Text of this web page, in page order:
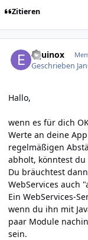
Zitieren
Equinox
Geschrieben
Hallo,
wenn es für dich
Werte an deine
regelmäßigen
abholt, könntest du
Du bräuchtest
WebServices auch
Ein WebServices-
wenn du ihn mit
paar Module
sein.